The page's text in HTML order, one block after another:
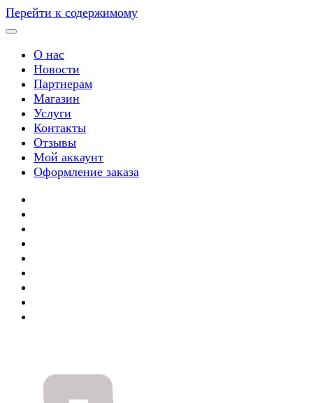
Перейти к содержимому
О нас
Новости
Партнерам
Магазин
Услуги
Контакты
Отзывы
Мой аккаунт
Оформление заказа